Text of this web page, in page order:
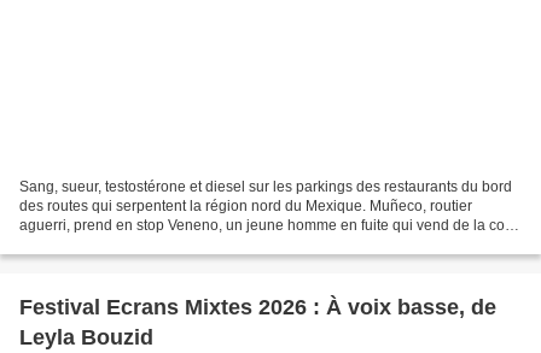
Sang, sueur, testostérone et diesel sur les parkings des restaurants du bord
des routes qui serpentent la région nord du Mexique. Muñeco, routier
aguerri, prend en stop Veneno, un jeune homme en fuite qui vend de la coke
Festival Ecrans Mixtes 2026 : À voix basse, de
Leyla Bouzid